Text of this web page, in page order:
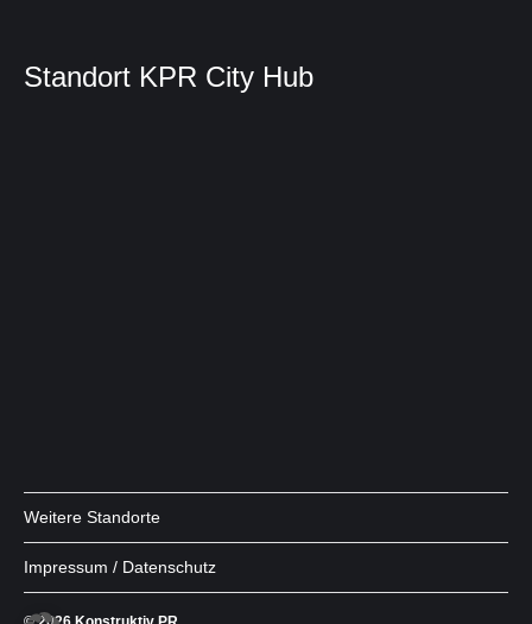
Standort KPR City Hub
Weitere Standorte
Impressum / Datenschutz